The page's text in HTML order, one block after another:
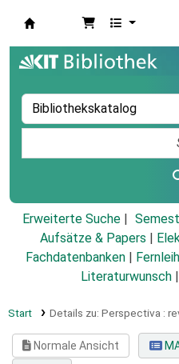
Erweiterte Suche
Aufsätze & Papers
Fachdatenbanken
Literaturwunsch
Start Details zu: Perspectiva :
Normale Ansicht